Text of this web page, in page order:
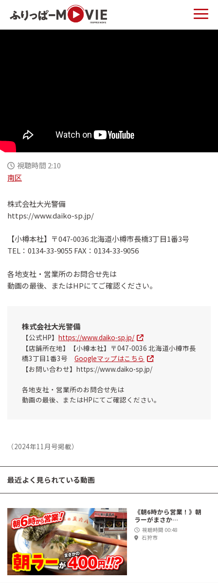
視聴時間 2:10
南区
株式会社大光警備
https://www.daiko-sp.jp/
【小樽本社】〒047-0036 北海道小樽市長橋3丁目1番3号
TEL：0134-33-9055 FAX：0134-33-9056
各地支社・営業所のお問合せ先は
動画の最後、またはHPにてご確認ください。
株式会社大光警備
【公式HP】 https://www.daiko-sp.jp/
【店舗所在地】【小樽本社】〒047-0036 北海道小樽市長
橋3丁目1番3号 Googleマップはこちら
【お問い合わせ】https://www.daiko-sp.jp/
各地支社・営業所のお問合せ先は
動画の最後、またはHPにてご確認ください。
（2024年11月号掲載）
最近よく見られている動画
《朝6時から営業！》朝
ラーがまさか…
視聴時間 00:48
石狩市